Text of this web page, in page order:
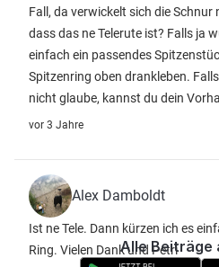
Fall, da verwickelt sich die Schnur
dass das ne Telerute ist? Falls ja
einfach ein passendes
Spitzenring oben drankleben.
nicht glaube, kannst du dein
vor 3 Jahre
Alex Damboldt
Ist ne Tele. Dann kürzen ich es
Ring. Vielen Dank und Petri
Alle Beiträge